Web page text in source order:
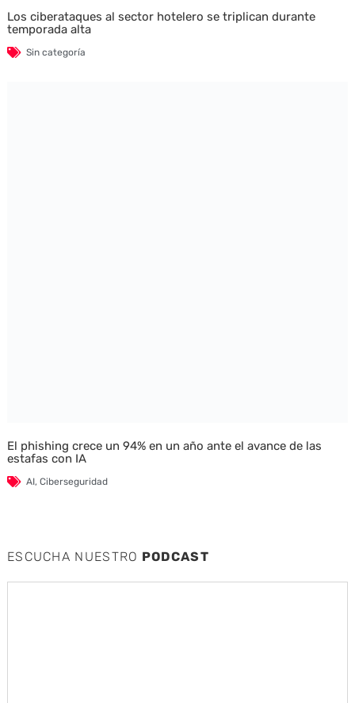
Los ciberataques al sector hotelero se triplican durante
temporada alta
Sin categoría
El phishing crece un 94% en un año ante el avance de las
estafas con IA
AI, Ciberseguridad
ESCUCHA NUESTRO PODCAST